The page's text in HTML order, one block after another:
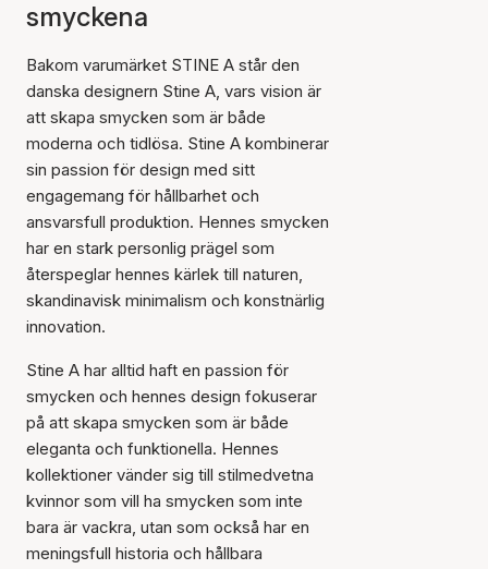
smyckena
Bakom varumärket STINE A står den
danska designern Stine A, vars vision är
att skapa smycken som är både
moderna och tidlösa. Stine A kombinerar
sin passion för design med sitt
engagemang för hållbarhet och
ansvarsfull produktion. Hennes smycken
har en stark personlig prägel som
återspeglar hennes kärlek till naturen,
skandinavisk minimalism och konstnärlig
innovation.
Stine A har alltid haft en passion för
smycken och hennes design fokuserar
på att skapa smycken som är både
eleganta och funktionella. Hennes
kollektioner vänder sig till stilmedvetna
kvinnor som vill ha smycken som inte
bara är vackra, utan som också har en
meningsfull historia och hållbara